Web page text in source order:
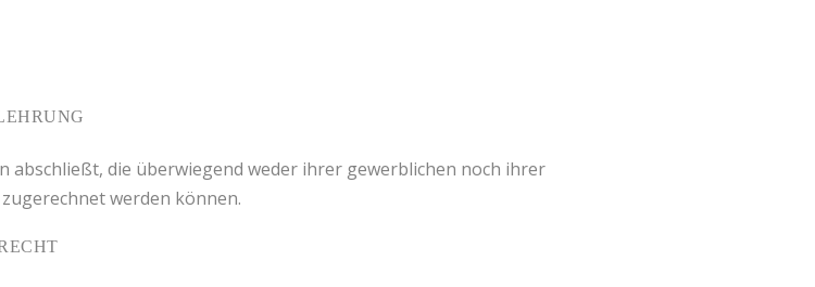
abschließt, die überwiegend weder ihrer gewerblichen noch ihrer
werden können.